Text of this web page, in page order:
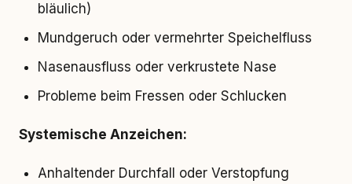
bläulich)
Mundgeruch oder vermehrter Speichelfluss
Nasenausfluss oder verkrustete Nase
Probleme beim Fressen oder Schlucken
Systemische Anzeichen:
Anhaltender Durchfall oder Verstopfung